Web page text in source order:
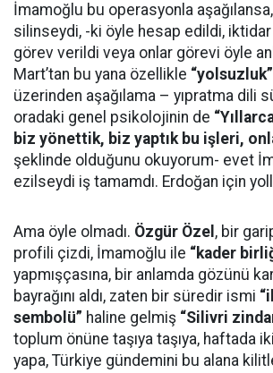
İmamoğlu bu operasyonla
silinseydi, -ki öyle hesap edildi, iktidar
görev verildi veya onlar görevi öyle
Mart’tan bu yana özellikle “yolsuzluk”
üzerinden aşağılama – yıpratma dili
oradaki genel psikolojinin de
biz yönettik, biz yaptık bu işleri,
şeklinde olduğunu okuyorum- evet
ezilseydi iş tamamdı. Erdoğan için
Ama öyle olmadı. Özgür Özel , bir
profili çizdi, İmamoğlu ile “kader
yapmışçasına, bir anlamda gözünü
bayrağını aldı, zaten bir süredir ismi
sembolü” haline gelmiş “Silivri
toplum önüne taşıya taşıya, haftada
yapa, Türkiye gündemini bu alana